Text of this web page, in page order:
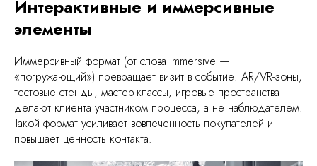
Интерактивные и иммерсивные
элементы
Иммерсивный формат (от слова immersive —
«погружающий») превращает визит в событие. AR/VR-зоны,
тестовые стенды, мастер-классы, игровые пространства
делают клиента участником процесса, а не наблюдателем.
Такой формат усиливает вовлеченность покупателей и
повышает ценность контакта.